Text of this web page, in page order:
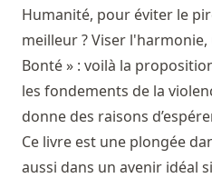
Humanité, pour éviter le
meilleur ? Viser l'harmonie,
Bonté » : voilà la
les fondements de la
donne des raisons
Ce livre est une plongée
aussi dans un avenir idéal